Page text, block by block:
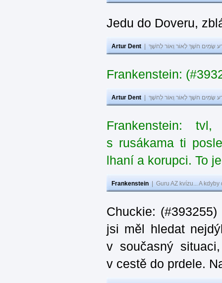
Jedu do Doveru,
Artur Dent שָׂמִים חֹשֶׁךְ לְאוֹר וְאוֹר לְחֹשֶׁךְ
Frankenstein:
Artur Dent שָׂמִים חֹשֶׁךְ לְאוֹר וְאוֹר לְחֹשֶׁךְ
Frankenstein:
s rusákama ti
lhaní a korupci. To
Frankenstein Guru AZ kvízu... A
Chuckie:
jsi měl hledat
v současný
v cestě do prdele.